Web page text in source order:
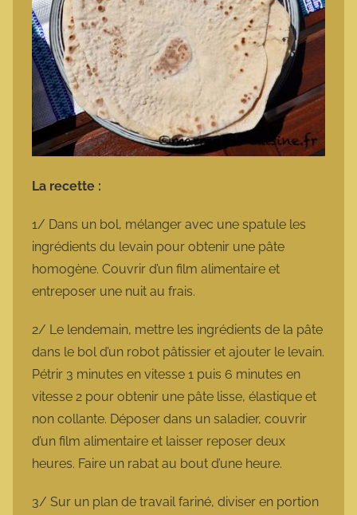
La recette :
1/ Dans un bol, mélanger avec une spatule les
ingrédients du levain pour obtenir une pâte
homogène. Couvrir d’un film alimentaire et
entreposer une nuit au frais.
2/ Le lendemain, mettre les ingrédients de la pâte
dans le bol d’un robot pâtissier et ajouter le levain.
Pétrir 3 minutes en vitesse 1 puis 6 minutes en
vitesse 2 pour obtenir une pâte lisse, élastique et
non collante. Déposer dans un saladier, couvrir
d’un film alimentaire et laisser reposer deux
heures. Faire un rabat au bout d’une heure.
3/ Sur un plan de travail fariné, diviser en portion